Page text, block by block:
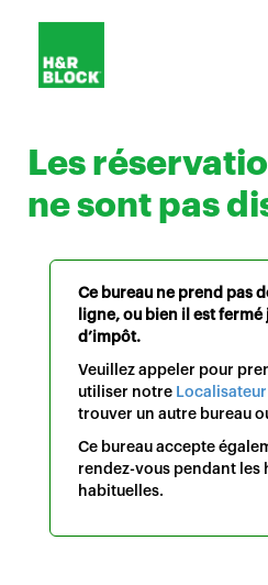
Les
ne sont pas
Ce bureau ne prend pas
ligne, ou bien il est fermé
d’impôt.
Veuillez appeler pour
utiliser notre
trouver un autre bureau
Ce bureau accepte
rendez-vous pendant les
habituelles.